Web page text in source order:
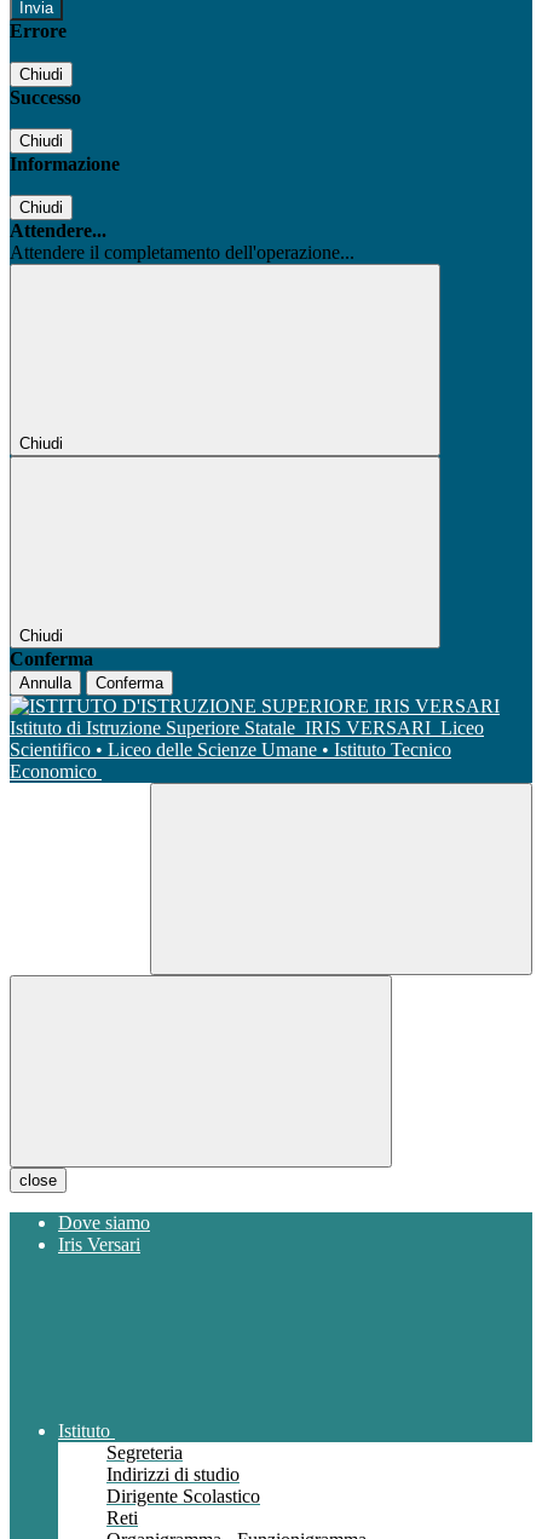
Errore
Chiudi
Successo
Chiudi
Informazione
Chiudi
Attendere...
Attendere il completamento dell'operazione...
Chiudi
Chiudi
Conferma
Annulla Conferma
Istituto di Istruzione Superiore Statale IRIS VERSARI Liceo
Scientifico • Liceo delle Scienze Umane • Istituto Tecnico
Economico
close
Dove siamo
Iris Versari
Istituto
Segreteria
Indirizzi di studio
Dirigente Scolastico
Reti